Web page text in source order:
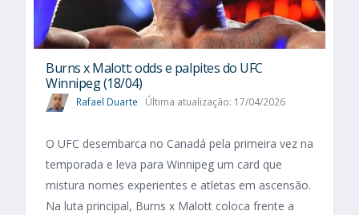
Burns x Malott: odds e palpites do UFC
Winnipeg (18/04)
Rafael Duarte Última atualização: 17/04/2026
O UFC desembarca no Canadá pela primeira vez na
temporada e leva para Winnipeg um card que
mistura nomes experientes e atletas em ascensão.
Na luta principal, Burns x Malott coloca frente a